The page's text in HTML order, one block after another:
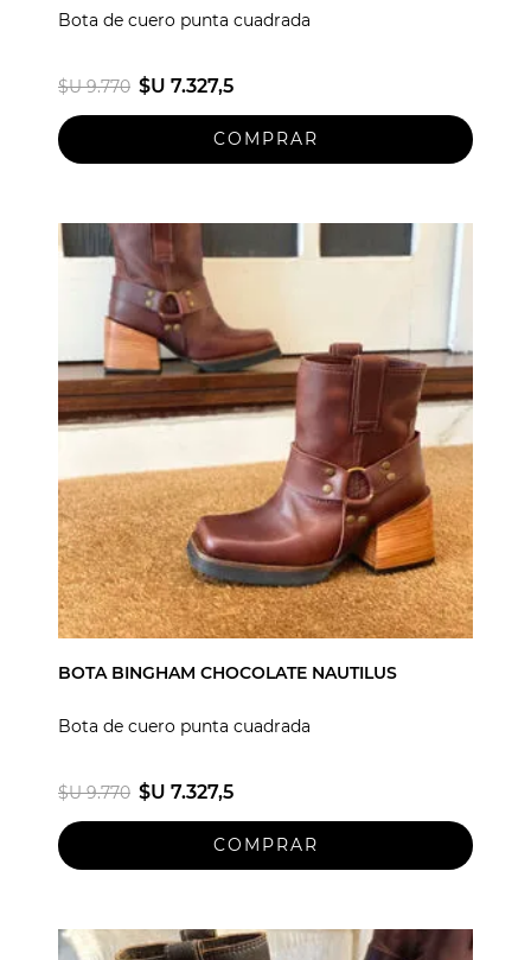
Bota de cuero punta cuadrada
$U 9.770 $U 7.327,5
BOTA BINGHAM CHOCOLATE NAUTILUS
Bota de cuero punta cuadrada
$U 9.770 $U 7.327,5